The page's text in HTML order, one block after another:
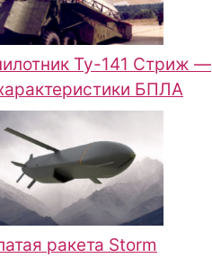
Ту-141 Стриж —
БПЛА
ракета Storm